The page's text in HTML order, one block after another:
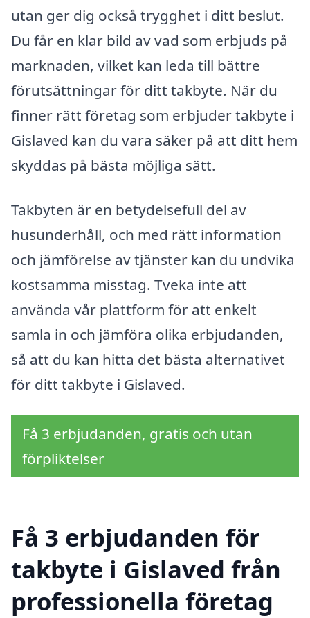
utan ger dig också trygghet i ditt beslut.
Du får en klar bild av vad som erbjuds på
marknaden, vilket kan leda till bättre
förutsättningar för ditt takbyte. När du
finner rätt företag som erbjuder takbyte i
Gislaved kan du vara säker på att ditt hem
skyddas på bästa möjliga sätt.
Takbyten är en betydelsefull del av
husunderhåll, och med rätt information
och jämförelse av tjänster kan du undvika
kostsamma misstag. Tveka inte att
använda vår plattform för att enkelt
samla in och jämföra olika erbjudanden,
så att du kan hitta det bästa alternativet
för ditt takbyte i Gislaved.
Få 3 erbjudanden, gratis och utan
förpliktelser
Få 3 erbjudanden för
takbyte i Gislaved från
professionella företag